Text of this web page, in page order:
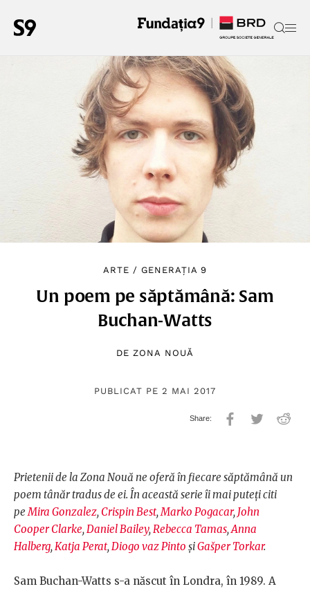
ARTE / GENERAȚIA 9
Un poem pe săptămână: Sam
Buchan-Watts
DEZONA NOUĂ
PUBLICAT PE 2 MAI 2017
Prietenii de la Zona Nouă ne oferă în fiecare săptămână un
poem tânăr tradus de ei. În această serie îi mai puteți citi
peMira Gonzalez, Crispin Best,Marko Pogacar, John
Cooper Clarke,Daniel Bailey,Rebecca Tamas,Anna
Halberg,Katja Perat,Diogo vaz Pinto șiGašper Torkar.
Sam Buchan-Watts s-a născut în Londra, în 1989. A